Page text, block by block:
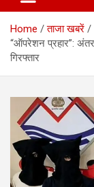
Home
ताजा खबरें
“ऑपरेशन प्रहार”:
गिरफ्तार